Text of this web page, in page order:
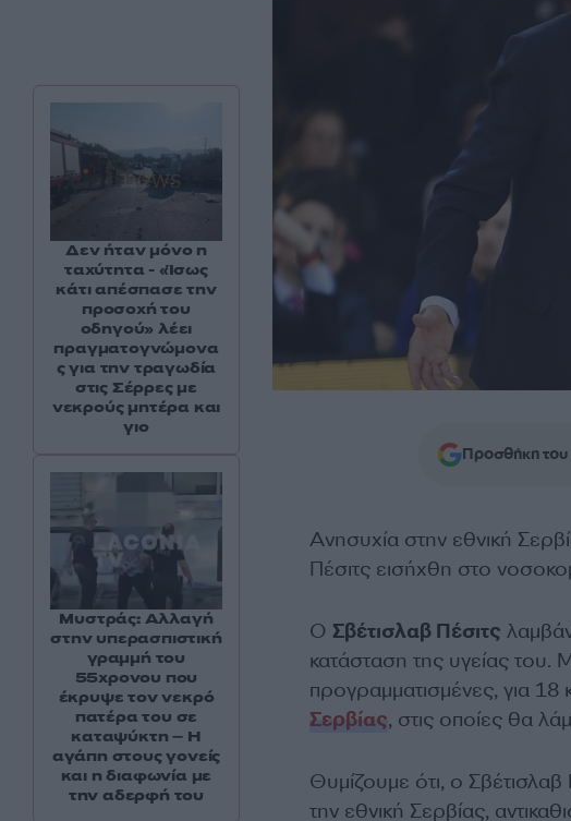
Προσθήκη
Ανησυχία στην εθνική
Πέσιτς εισήχθη στο
Ο Σβέτισλαβ Πέσιτς
κατάσταση της υγείας του.
προγραμματισμένες, για
Σερβίας, στις οποίες θα
Θυμίζουμε ότι, ο
την εθνική Σερβίας,
Δεν ήταν μόνο η
ταχύτητα - «Ίσως
κάτι απέσπασε την
προσοχή του
οδηγού» λέει
πραγματογνώμονα
ς για την τραγωδία
στις Σέρρες με
νεκρούς μητέρα και
γιο
Μυστράς: Αλλαγή
στην υπερασπιστική
γραμμή του
55χρονου που
έκρυψε τον νεκρό
πατέρα του σε
καταψύκτη – Η
αγάπη στους γονείς
και η διαφωνία με
την αδερφή του